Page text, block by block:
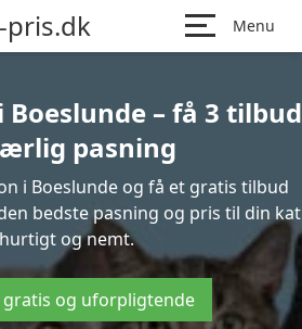
pris.dk Menu
– få 3 tilbud
pasning
i Boeslunde og få et gratis tilbud
bedste pasning og pris til din kat
og nemt.
gratis og uforpligtende